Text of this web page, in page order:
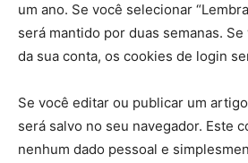
um ano. Se você selecionar
será mantido por duas semanas.
da sua conta, os cookies de login
Se você editar ou publicar um
será salvo no seu navegador. Este
nenhum dado pessoal e